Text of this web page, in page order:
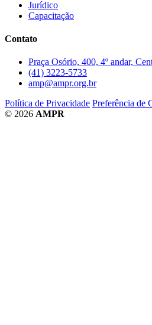
Jurídico
Capacitação
Contato
Praça Osório, 400, 4º andar,
(41) 3223-5733
amp@ampr.org.br
Política de Privacidade Preferência de
© 2026 AMPR